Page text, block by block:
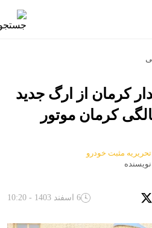
کرمان از ارگ جدید
کرمان موتور
تحریریه مثبت خودرو
نویسنده
6 اسفند 1403 - 10:20